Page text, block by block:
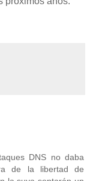
DNS no daba
de la libertad de